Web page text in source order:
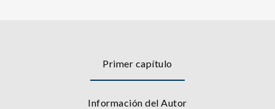
Primer capítulo
Información del Autor